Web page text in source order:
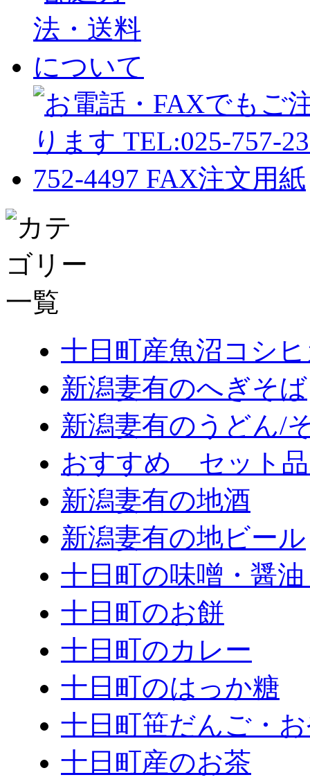
十日町産魚沼コシ
新潟妻有のへぎそば
新潟妻有のうどん/
おすすめ セット
新潟妻有の地酒
新潟妻有の地ビール
十日町の味噌・醤
十日町のお餅
十日町のカレー
十日町のはっか糖
十日町笹だんご・
十日町産のお茶